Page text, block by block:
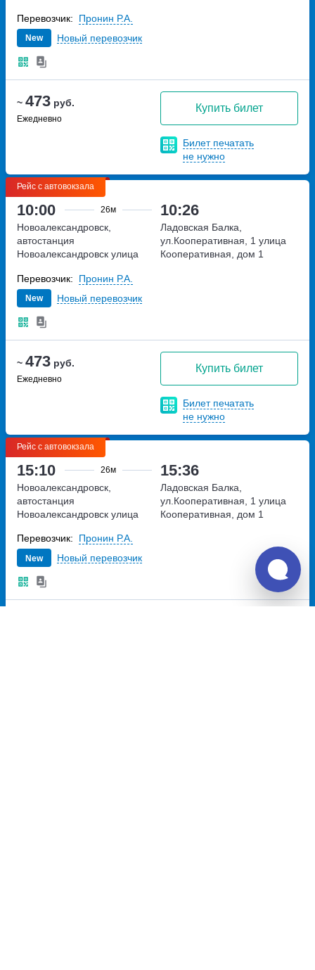
~ 473 руб.
Ежедневно
Купить билет
Билет печатать
не нужно
New Новый перевозчик
Перевозчик: Пронин Р.А.
Рейс с автовокзала
10:00 26м 10:26
~ 473 руб.
Ежедневно
Купить билет
Билет печатать
не нужно
Новоалександровск,
автостанция
Новоалександровск улица
Ладовская Балка,
ул.Кооперативная, 1 улица
Кооперативная, дом 1
New Новый перевозчик
Перевозчик: Пронин Р.А.
Рейс с автовокзала
15:10 26м 15:36
Новоалександровск,
автостанция
Новоалександровск улица
Ладовская Балка,
ул.Кооперативная, 1 улица
Кооперативная, дом 1
New Новый перевозчик
Перевозчик: Пронин Р.А.